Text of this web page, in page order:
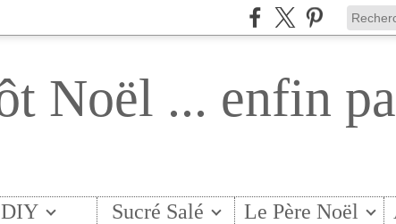
Noël ... enfin
DIY Sucré Salé Le Père Noël